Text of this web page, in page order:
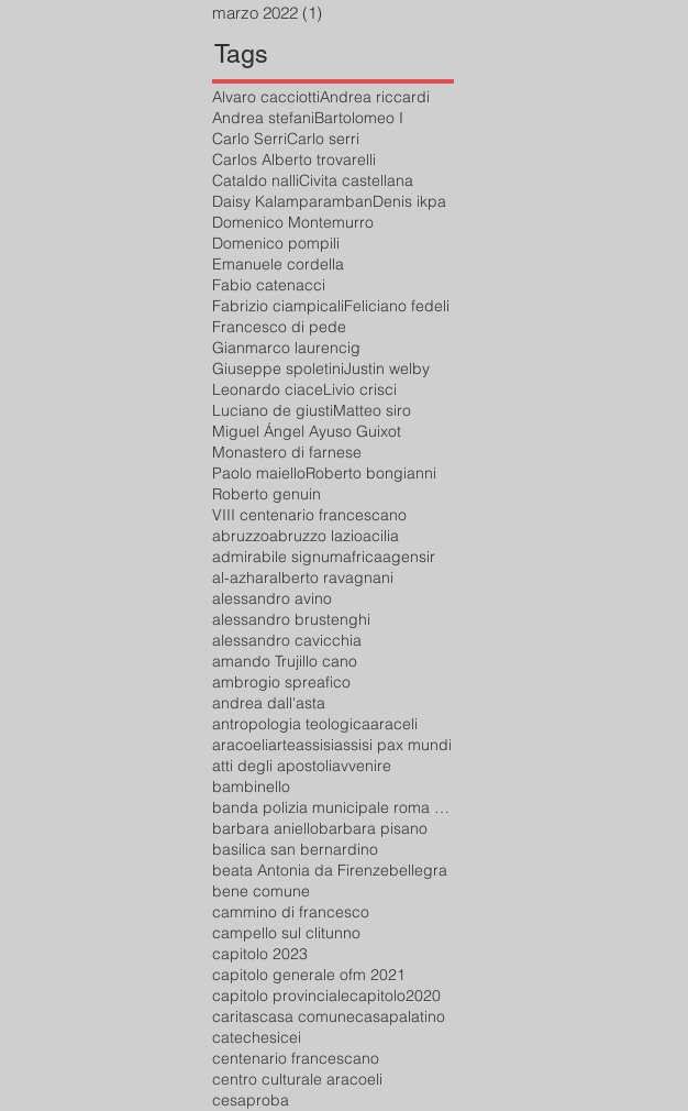
marzo 2022 (1)
Tags
Alvaro cacciottiAndrea riccardi
Andrea stefaniBartolomeo I
Carlo SerriCarlo serri
Carlos Alberto trovarelli
Cataldo nalliCivita castellana
Daisy KalamparambanDenis ikpa
Domenico Montemurro
Domenico pompili
Emanuele cordella
Fabio catenacci
Fabrizio ciampicaliFeliciano fedeli
Francesco di pede
Gianmarco laurencig
Giuseppe spoletiniJustin welby
Leonardo ciaceLivio crisci
Luciano de giustiMatteo siro
Miguel Ángel Ayuso Guixot
Monastero di farnese
Paolo maielloRoberto bongianni
Roberto genuin
VIII centenario francescano
abruzzoabruzzo lazioacilia
admirabile signumafricaagensir
al-azharalberto ravagnani
alessandro avino
alessandro brustenghi
alessandro cavicchia
amando Trujillo cano
ambrogio spreafico
andrea dall'asta
antropologia teologicaaraceli
aracoeliarteassisiassisi pax mundi
atti degli apostoliavvenire
bambinello
banda polizia municipale roma capitale
barbara aniellobarbara pisano
basilica san bernardino
beata Antonia da Firenzebellegra
bene comune
cammino di francesco
campello sul clitunno
capitolo 2023
capitolo generale ofm 2021
capitolo provincialecapitolo2020
caritascasa comunecasapalatino
catechesicei
centenario francescano
centro culturale aracoeli
cesaproba